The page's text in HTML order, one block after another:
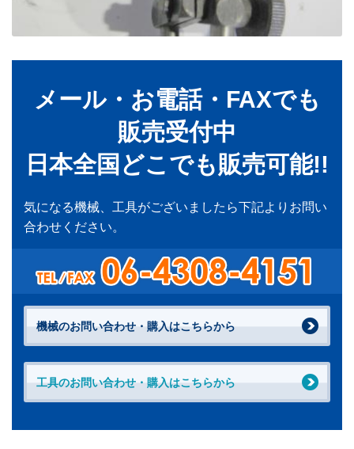
メール・お電話・FAXでも
販売受付中
日本全国どこでも販売可能!!
気になる機械、工具がございましたら下記よりお問い
合わせください。
機械のお問い合わせ・購入はこちらから
工具のお問い合わせ・購入はこちらから